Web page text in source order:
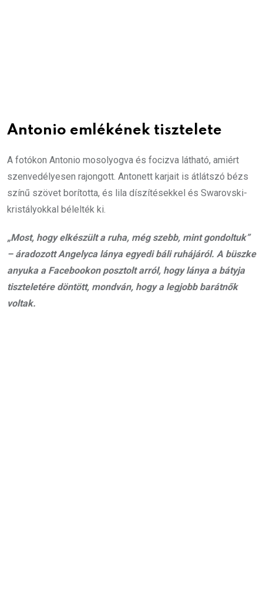
Antonio emlékének tisztelete
A fotókon Antonio mosolyogva és focizva látható, amiért
szenvedélyesen rajongott. Antonett karjait is átlátszó bézs
színű szövet borította, és lila díszítésekkel és Swarovski-
kristályokkal bélelték ki.
„Most, hogy elkészült a ruha, még szebb, mint gondoltuk”
– áradozott Angelyca lánya egyedi báli ruhájáról. A büszke
anyuka a Facebookon posztolt arról, hogy lánya a bátyja
tiszteletére döntött, mondván, hogy a legjobb barátnők
voltak.